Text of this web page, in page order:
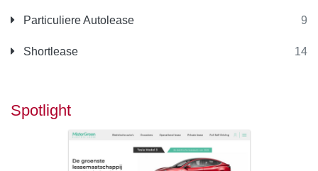
Particuliere Autolease 9
Shortlease 14
Spotlight